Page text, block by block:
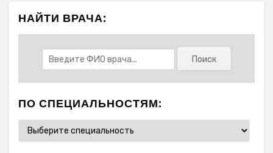
НАЙТИ ВРАЧА:
ПО СПЕЦИАЛЬНОСТЯМ: